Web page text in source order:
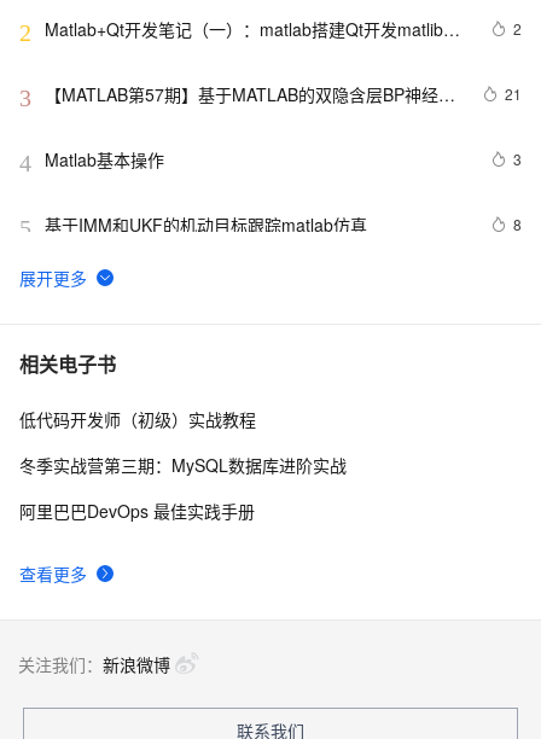
2
Matlab+Qt开发笔记（一）：matlab搭建Qt开发matlib环
2
3
【MATLAB第57期】基于MATLAB的双隐含层BP神经网
21
4 Matlab基本操作 3
5 基于IMM和UKF的机动目标跟踪matlab仿真 8
6
基于粒子群优化算法的配电网光伏储能双层优化配置模
7 【WSN通信】基于最佳簇半径的无线传感器网络分簇路
8 3D-MIMO信道模型的MATLAB模拟与仿真
Matlab实现（上）
仿真
相关电子书
查看更多
低代码开发师（初级）实战教程
冬季实战营第三期：MySQL数据库进阶实战
阿里巴巴DevOps 最佳实践手册
关注我们： 新浪微博
联系我们